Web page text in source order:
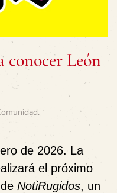
León
.
de 2026. La
el próximo
NotiRugidos, un